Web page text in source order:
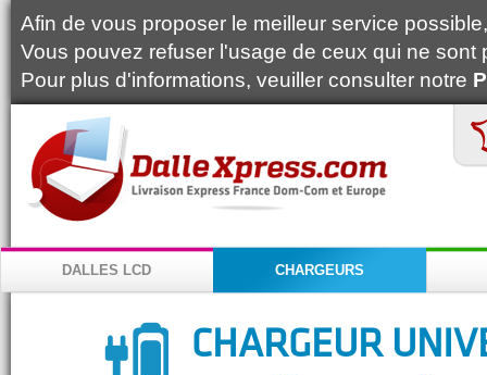
Afin de vous proposer le meilleur service
Vous pouvez refuser l'usage de ceux qui ne
Pour plus d'informations, veuiller consulter notre
DALLES LCD CHARGEURS
CHARGEUR